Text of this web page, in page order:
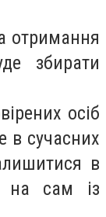
отримання
збирати
осіб
в сучасних
в
на сам із